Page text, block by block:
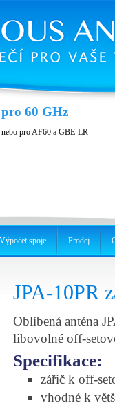
60 GHz
pro AF60 a GBE-LR
JPA-10PR
Oblíbená anténa
libovolné off-
Specifikace:
zářič k off-
vhodné k
Výpočet spoje Prodej